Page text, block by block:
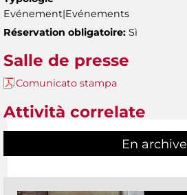
Evénement|Evénements
Réservation obligatoire: Sì
Salle de presse
Comunicato stampa
Attività correlate
En archive